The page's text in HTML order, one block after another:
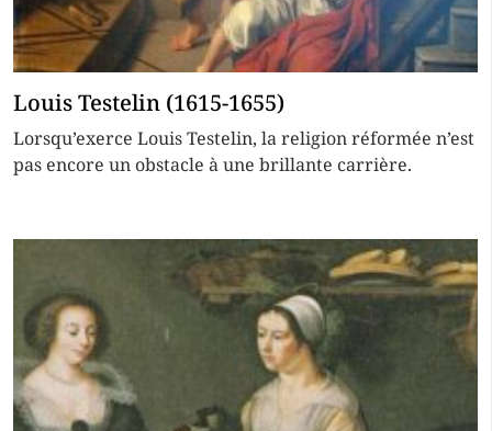
Louis Testelin (1615-1655)
Lorsqu’exerce Louis Testelin, la religion réformée n’est
pas encore un obstacle à une brillante carrière.